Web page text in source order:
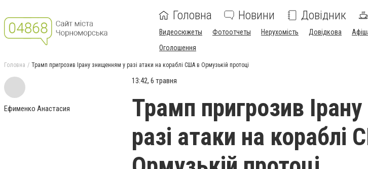
Головна Новини Довідник
Видеосюжеты Фотоотчеты Нерухомість Довідкова
Оголошення
Головна Трамп пригрозив Ірану знищенням у разі атаки на кораблі США в Ормузькій протоці
Ефименко Анастасия
13:42, 6 травня
Трамп пригрозив
разі атаки на кораблі